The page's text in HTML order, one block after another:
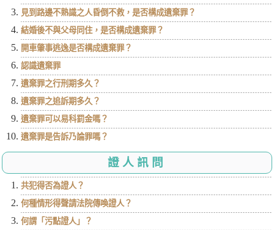
見到路邊不熟識之人昏倒不救，是否構成遺棄罪？
結婚後不與父母同住，是否構成遺棄罪？
開車肇事逃逸是否構成遺棄罪？
認識遺棄罪
遺棄罪之行刑期多久？
遺棄罪之追訴期多久？
遺棄罪可以易科罰金嗎？
遺棄罪是告訴乃論罪嗎？
證人訊問
共犯得否為證人？
何種情形得聲請法院傳喚證人？
何謂「污點證人」？